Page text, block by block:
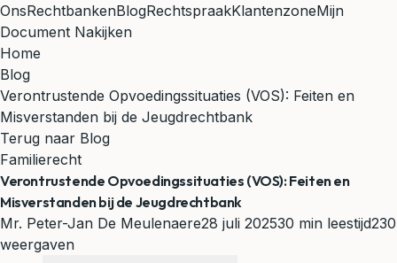
OnsRechtbankenBlogRechtspraakKlantenzoneMijn
Document Nakijken
Home
Blog
Verontrustende Opvoedingssituaties (VOS): Feiten en
Misverstanden bij de Jeugdrechtbank
Terug naar Blog
Familierecht
Verontrustende Opvoedingssituaties (VOS): Feiten en
Misverstanden bij de Jeugdrechtbank
Mr. Peter-Jan De Meulenaere28 juli 202530 min leestijd230
weergaven